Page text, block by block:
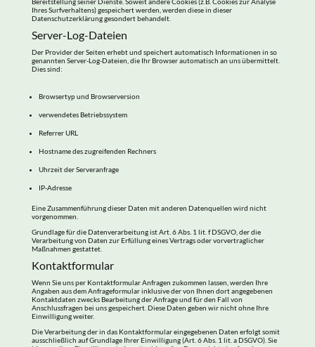
Ihres Surfverhaltens) gespeichert werden, werden diese in dieser
Datenschutzerklärung gesondert behandelt.
Server-Log-Dateien
Der Provider der Seiten erhebt und speichert automatisch Informationen in so
genannten Server-Log-Dateien, die Ihr Browser automatisch an uns übermittelt.
Dies sind:
Browsertyp und Browserversion
verwendetes Betriebssystem
Referrer URL
Hostname des zugreifenden Rechners
Uhrzeit der Serveranfrage
IP-Adresse
Eine Zusammenführung dieser Daten mit anderen Datenquellen wird nicht
vorgenommen.
Grundlage für die Datenverarbeitung ist Art. 6 Abs. 1 lit. f DSGVO, der die
Verarbeitung von Daten zur Erfüllung eines Vertrags oder vorvertraglicher
Maßnahmen gestattet.
Kontaktformular
Wenn Sie uns per Kontaktformular Anfragen zukommen lassen, werden Ihre
Angaben aus dem Anfrageformular inklusive der von Ihnen dort angegebenen
Kontaktdaten zwecks Bearbeitung der Anfrage und für den Fall von
Anschlussfragen bei uns gespeichert. Diese Daten geben wir nicht ohne Ihre
Einwilligung weiter.
Die Verarbeitung der in das Kontaktformular eingegebenen Daten erfolgt somit
ausschließlich auf Grundlage Ihrer Einwilligung (Art. 6 Abs. 1 lit. a DSGVO). Sie